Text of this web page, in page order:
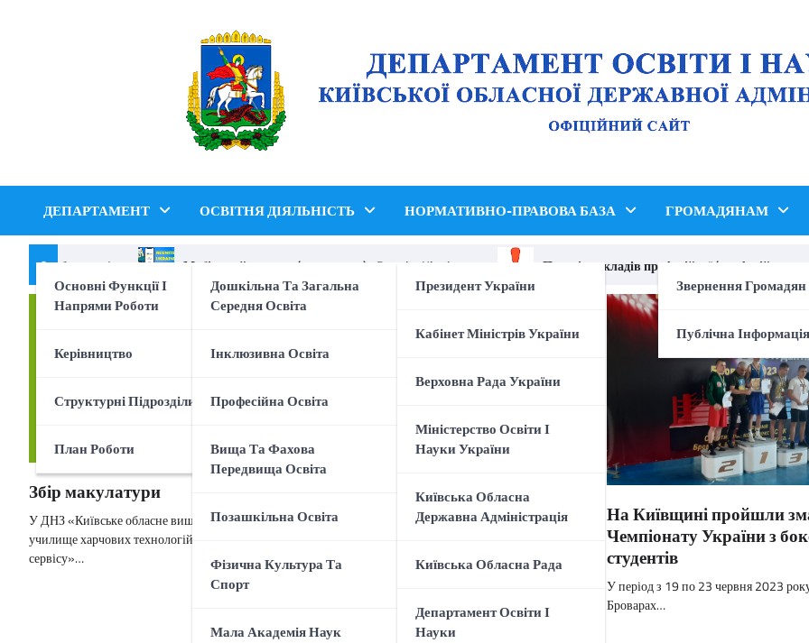
ДЕПАРТАМЕНТ
Основні Функції І
Напрями Роботи
Керівництво
Структурні Підрозділи
План Роботи
ОСВІТНЯ ДІЯЛЬНІСТЬ
Дошкільна Та Загальна
Середня Освіта
Інклюзивна Освіта
Професійна Освіта
Вища Та Фахова
Передвища Освіта
Позашкільна Освіта
Фізична Культура Та
Спорт
Мала Академія Наук
НОРМАТИВНО-ПРАВОВА БАЗА
Президент України
Кабінет Міністрів України
Верховна Рада України
Міністерство Освіти І
Науки України
Київська Обласна
Державна Адміністрація
Київська Обласна Рада
Департамент Освіти І
Науки
ГРОМАДЯНАМ
Звернення Громадян
Публічна Інформація
кібер безпеки ! Мобільний додаток (застосунок) «Reunite Ukraine» Перелік закладів професійної (професійно-
Збір макулатури
У ДНЗ «Київське обласне вище професійне
училище харчових технологій та ресторанного
сервісу»…
«Пам’ять помножена на роки»:
віртуальна виставка-презентація
проєктів
жертв війни в Україні…
На Київщині пройшли
Чемпіонату України з
студентів
У період з 19 по 23 червня 2023
Броварах…